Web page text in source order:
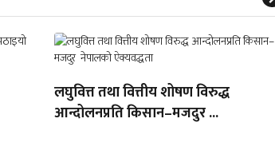
लघुवित्त तथा वित्तीय शोषण विरुद्ध
आन्दोलनप्रति किसान–मजदुर ...